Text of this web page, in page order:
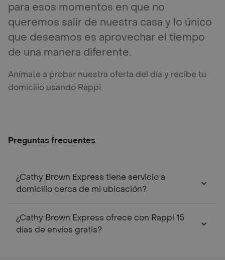
para esos momentos en que no
queremos salir de nuestra casa y lo único
que deseamos es aprovechar el tiempo
de una manera diferente.
Anímate a probar nuestra oferta del día y recibe tu
domicilio usando Rappi.
Preguntas frecuentes
¿Cathy Brown Express tiene servicio a
domicilio cerca de mi ubicación?
¿Cathy Brown Express ofrece con Rappi 15
días de envíos gratis?